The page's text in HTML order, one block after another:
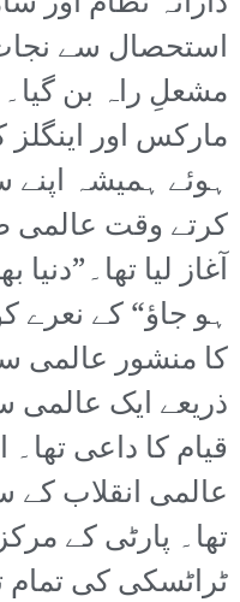
استحصال سے
مشعلِ راہ بن
مارکس اور
ہوئے ہمیشہ
کرتے وقت عالمی
آغاز لیا
ہو جاؤ“ کے نعرے
کا منشور عالمی
ذریعے ایک
قیام کا داعی
عالمی انقلاب
تھا۔ پارٹی کے
ٹراٹسکی کی تمام